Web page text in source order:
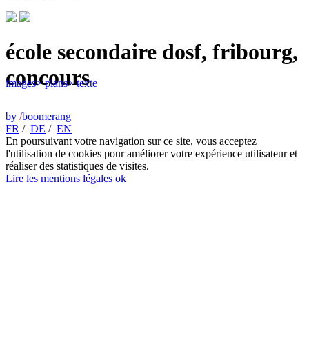
école secondaire dosf, fribourg,
concours
images> plans> texte
by /boomerang
FR / DE / EN
En poursuivant votre navigation sur ce site, vous acceptez
l'utilisation de cookies pour améliorer votre expérience utilisateur et
réaliser des statistiques de visites.
Lire les mentions légales ok